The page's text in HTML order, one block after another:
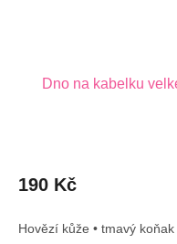
Dno na kabelku
190 Kč
Hovězí kůže • tmavý